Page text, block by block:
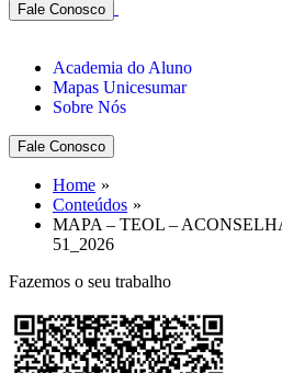
Fale Conosco
Academia do Aluno
Mapas Unicesumar
Sobre Nós
Fale Conosco
Home
Conteúdos
MAPA – TEOL –
51_2026
Fazemos o seu trabalho